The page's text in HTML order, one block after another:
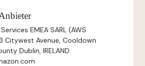
EMEA SARL (AWS
Citywest Avenue, Cooldown
Dublin, IRELAND